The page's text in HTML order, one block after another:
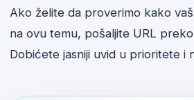
Ako želite da proverimo kako
na ovu temu, pošaljite URL
Dobićete jasniji uvid u prioritete i